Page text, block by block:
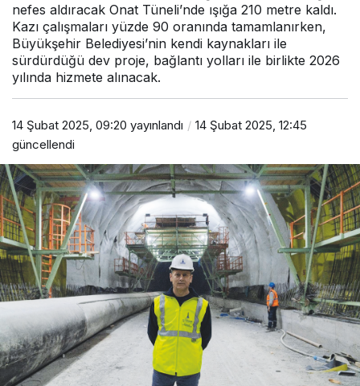
nefes aldıracak Onat Tüneli’nde ışığa 210 metre kaldı.
Kazı çalışmaları yüzde 90 oranında tamamlanırken,
Büyükşehir Belediyesi’nin kendi kaynakları ile
sürdürdüğü dev proje, bağlantı yolları ile birlikte 2026
yılında hizmete alınacak.
14 Şubat 2025, 09:20 yayınlandı
14 Şubat 2025, 12:45
güncellendi